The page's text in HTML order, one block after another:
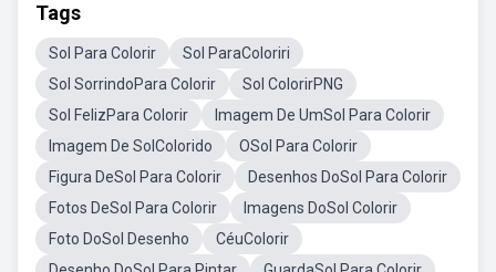
Tags
Sol Para Colorir
Sol ParaColoriri
Sol SorrindoPara Colorir
Sol ColorirPNG
Sol FelizPara Colorir
Imagem De UmSol Para Colorir
Imagem De SolColorido
OSol Para Colorir
Figura DeSol Para Colorir
Desenhos DoSol Para Colorir
Fotos DeSol Para Colorir
Imagens DoSol Colorir
Foto DoSol Desenho
CéuColorir